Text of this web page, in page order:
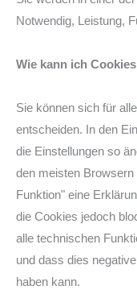
Notwendig, Leistung,
Wie kann ich
Sie können sich für
entscheiden. In den
die Einstellungen so
den meisten
Funktion" eine
die Cookies jedoch
alle technischen
und dass dies
haben kann.